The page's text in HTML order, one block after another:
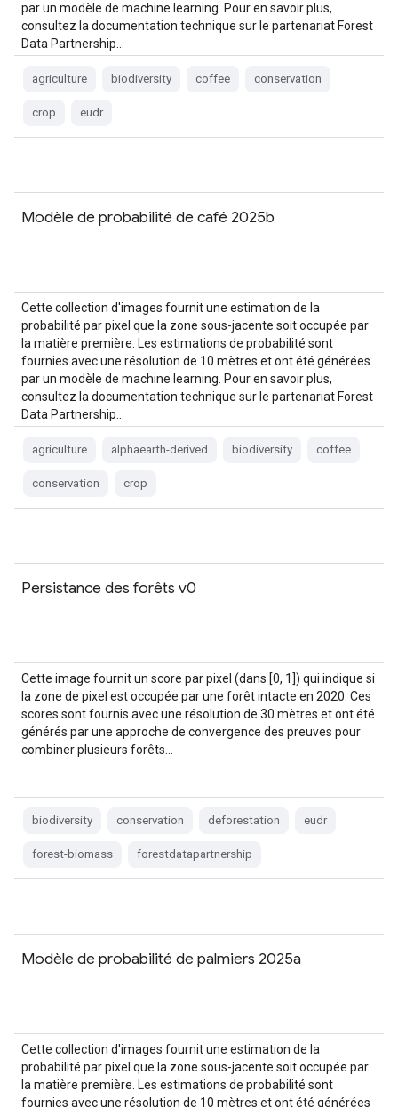
par un modèle de machine learning. Pour en savoir plus,
consultez la documentation technique sur le partenariat Forest
Data Partnership…
agriculture biodiversity coffee conservation
crop eudr
Modèle de probabilité de café 2025b
Cette collection d'images fournit une estimation de la
probabilité par pixel que la zone sous-jacente soit occupée par
la matière première. Les estimations de probabilité sont
fournies avec une résolution de 10 mètres et ont été générées
par un modèle de machine learning. Pour en savoir plus,
consultez la documentation technique sur le partenariat Forest
Data Partnership…
agriculture alphaearth-derived biodiversity coffee
conservation crop
Persistance des forêts v0
Cette image fournit un score par pixel (dans [0, 1]) qui indique si
la zone de pixel est occupée par une forêt intacte en 2020. Ces
scores sont fournis avec une résolution de 30 mètres et ont été
générés par une approche de convergence des preuves pour
combiner plusieurs forêts…
biodiversity conservation deforestation eudr
forest-biomass forestdatapartnership
Modèle de probabilité de palmiers 2025a
Cette collection d'images fournit une estimation de la
probabilité par pixel que la zone sous-jacente soit occupée par
la matière première. Les estimations de probabilité sont
fournies avec une résolution de 10 mètres et ont été générées